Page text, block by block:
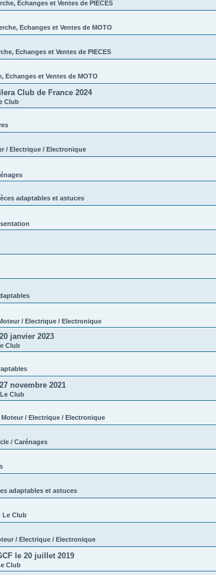
Echanges et Ventes de PIECES
Echanges et Ventes de MOTO
Echanges et Ventes de PIECES
Echanges et Ventes de MOTO
Club de France 2024
Club
/ Electrique / Electronique
adaptables et astuces
/ Electrique / Electronique
janvier 2023
Club
novembre 2021
Le Club
Moteur / Electrique / Electronique
/ Carénages
adaptables et astuces
Le Club
/ Electrique / Electronique
le 20 juillet 2019
Club